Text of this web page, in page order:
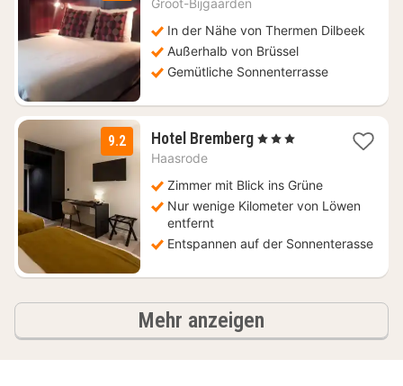
69
€
Groot-Bijgaarden
In der Nähe von Thermen Dilbeek
Außerhalb von Brüssel
Gemütliche Sonnenterrasse
9.2 Hotel Bremberg1
159
€
, 3 Sterne
Haasrode
Zimmer mit Blick ins Grüne
Nur wenige Kilometer von Löwen
entfernt
Entspannen auf der Sonnenterasse
Mehr anzeigen